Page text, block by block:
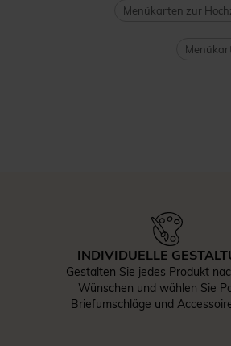
Menükarten zur
INDIVIDUELLE
Gestalten Sie jedes Produkt
Wünschen und wählen Sie
Briefumschläge und